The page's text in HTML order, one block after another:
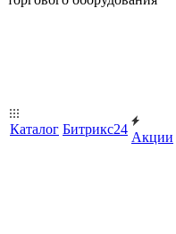
Каталог Битрикс24
Акции